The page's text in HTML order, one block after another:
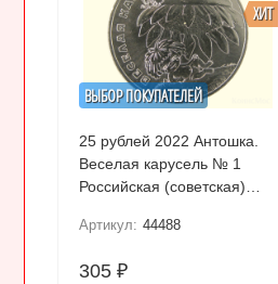
ВЫБОР ПОКУПАТЕЛЕЙ
ХИТ
25 рублей 2022 Антошка.
Веселая карусель № 1
Российская (советская)
Артикул: 44488
305₽